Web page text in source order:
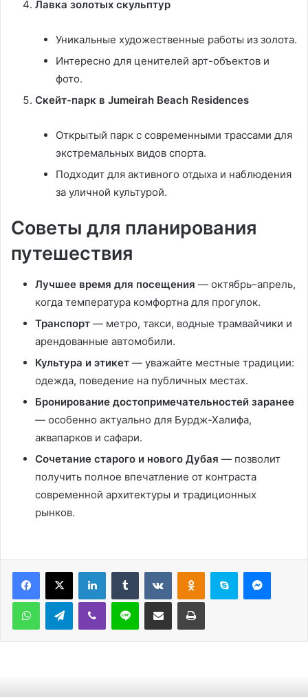
Лавка золотых скульптур
Уникальные художественные работы из золота.
Интересно для ценителей арт-объектов и
фото.
Скейт-парк в Jumeirah Beach Residences
Открытый парк с современными трассами для
экстремальных видов спорта.
Подходит для активного отдыха и наблюдения
за уличной культурой.
Советы для планирования
путешествия
Лучшее время для посещения — октябрь–апрель,
когда температура комфортна для прогулок.
Транспорт — метро, такси, водные трамвайчики и
арендованные автомобили.
Культура и этикет — уважайте местные традиции:
одежда, поведение на публичных местах.
Бронирование достопримечательностей заранее
— особенно актуально для Бурдж-Халифа,
аквапарков и сафари.
Сочетание старого и нового Дубая — позволит
получить полное впечатление от контраста
современной архитектуры и традиционных
рынков.
LinkedInTumblr ВконтактеОдноклассники
Skype
WhatsAppTelegramViber Line Поделиться через электронную почту Печатать